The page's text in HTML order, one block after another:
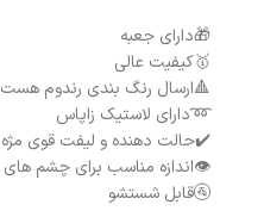
🎁دارای جعبه
🥇کیفیت عالی
🔺ارسال رنگ بندی رندوم
➿دارای لاستیک زاپاس
✔️حالت دهنده و لیفت قوی مژه
👁اندازه مناسب برای چشم
🚰قابل شستشو